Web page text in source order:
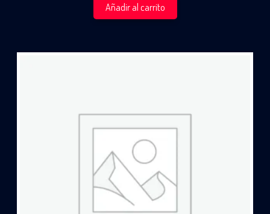
Añadir al carrito